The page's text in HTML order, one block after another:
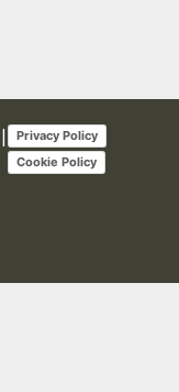
Privacy Policy
Cookie Policy